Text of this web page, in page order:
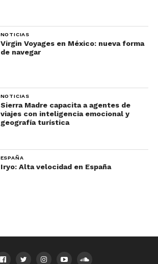
NOTICIAS
Virgin Voyages en México: nueva forma
de navegar
NOTICIAS
Sierra Madre capacita a agentes de
viajes con inteligencia emocional y
geografía turística
ESPAÑA
Iryo: Alta velocidad en España